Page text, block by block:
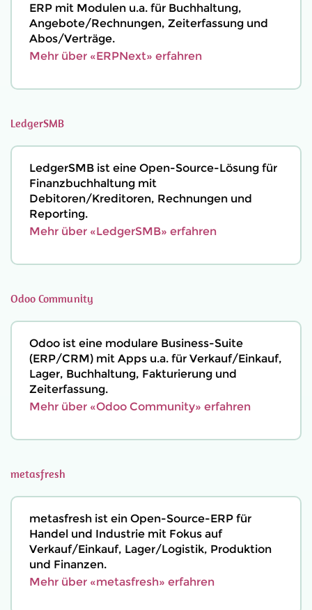
ERP mit Modulen u.a. für Buchhaltung,
Angebote/Rechnungen, Zeiterfassung und
Abos/Verträge.
Mehr über «ERPNext» erfahren
LedgerSMB
LedgerSMB ist eine Open-Source-Lösung für
Finanzbuchhaltung mit
Debitoren/Kreditoren, Rechnungen und
Reporting.
Mehr über «LedgerSMB» erfahren
Odoo Community
Odoo ist eine modulare Business-Suite
(ERP/CRM) mit Apps u.a. für Verkauf/Einkauf,
Lager, Buchhaltung, Fakturierung und
Zeiterfassung.
Mehr über «Odoo Community» erfahren
metasfresh
metasfresh ist ein Open-Source-ERP für
Handel und Industrie mit Fokus auf
Verkauf/Einkauf, Lager/Logistik, Produktion
und Finanzen.
Mehr über «metasfresh» erfahren